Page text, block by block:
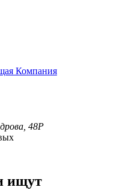
Компания
48Р
ищут